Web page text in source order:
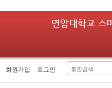
회원가입 로그인